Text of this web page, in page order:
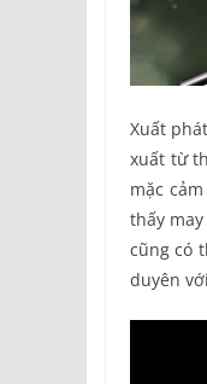
Xuất
xuất từ
mặc
thấy
cũng có
duyên